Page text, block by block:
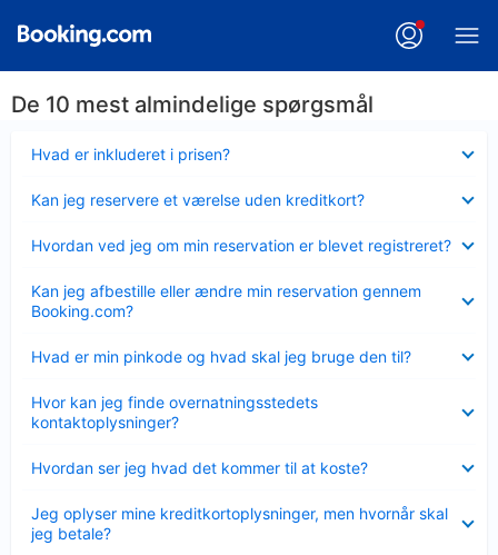
De 10 mest almindelige spørgsmål
Hvad er inkluderet i prisen?
Kan jeg reservere et værelse uden kreditkort?
Hvordan ved jeg om min reservation er blevet registreret?
Kan jeg afbestille eller ændre min reservation gennem
Booking.com?
Hvad er min pinkode og hvad skal jeg bruge den til?
Hvor kan jeg finde overnatningsstedets
kontaktoplysninger?
Hvordan ser jeg hvad det kommer til at koste?
Jeg oplyser mine kreditkortoplysninger, men hvornår skal
jeg betale?